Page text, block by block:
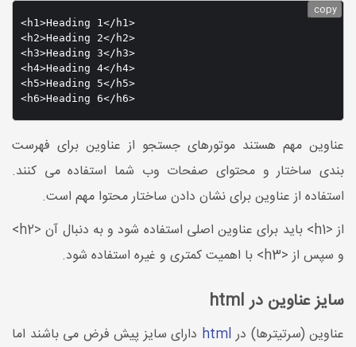
<h1>Heading 1</h1>
<h2>Heading 2</h2>
<h3>Heading 3</h3>
<h4>Heading 4</h4>
<h5>Heading 5</h5>
<h6>Heading 6</h6>
copy
عناوین مهم هستند موتورهای جستجو از عناوین برای فهرست
بندی ساختار و محتوای صفحات وب شما استفاده می کنند.
استفاده از عناوین برای نشان دادن ساختار محتوا مهم است.
از <h1> باید برای عناوین اصلی استفاده شود و به دنبال آن <h2>
و سپس از <h3> با اهمیت کمتری و غیره استفاده شود.
سایز عناوین در html
عناوین (سرتیترها) درhtml دارای سایز پیش فرض می باشند اما